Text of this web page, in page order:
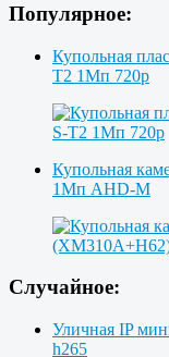
Популярное:
Купольная
T2 1Мп 720p
Купольная
1Мп AHD-M
Случайное:
Уличная IP
h265